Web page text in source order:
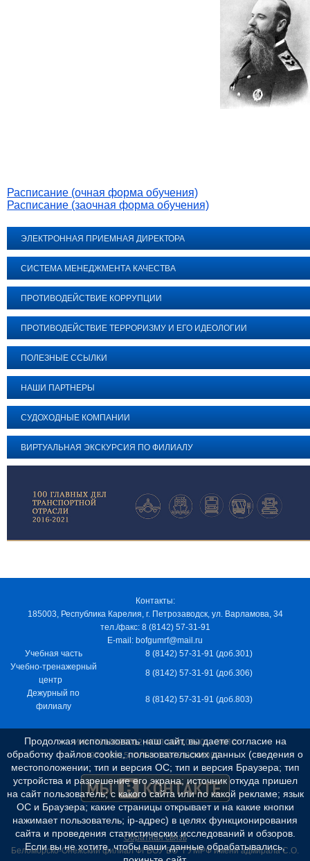
Расписание (очная форма обучения)
Расписание (заочная форма обучения)
ЭЛЕКТРОННАЯ ПРИЕМНАЯ ДИРЕКТОРА
СИСТЕМА МЕНЕДЖМЕНТА КАЧЕСТВА
ПРОТИВОДЕЙСТВИЕ КОРРУПЦИИ
ПРОТИВОДЕЙСТВИЕ ТЕРРОРИЗМУ И ЕГО ИДЕОЛОГИИ
ПОЛЕЗНЫЕ ССЫЛКИ
НАШИ ПАРТНЕРЫ
СУДОХОДНЫЕ КОМПАНИИ
ВИРТУАЛЬНАЯ ЭКСКУРСИЯ ПО ФИЛИАЛУ
Контакты:
185003, Республика Карелия, г. Петрозаводск, ул. Варламова, 34
тел./факс: 8 (8142) 57-31-91
E-mail: bofgumrf@mail.ru
Учебная часть
8 (8142) 57-31-91 (доб.301)
Учебно-тренажерный
центр
8 (8142) 57-31-91 (доб.306)
Дежурный по
филиалу
8 (8142) 57-31-91 (доб.803)
ИНН 7805029012, КПП 100103001, ОКПО
97163915, ОГРН 1037811048989
Обратная связь
Беломорско-Онежский филиал ФГБОУ ВО "ГУМРФ имени адмирала С.О.
Продолжая использовать наш сайт, вы даете согласие на
обработку файлов cookie, пользовательских данных (сведения о
местоположении; тип и версия ОС; тип и версия Браузера; тип
устройства и разрешение его экрана; источник откуда пришел
на сайт пользователь; с какого сайта или по какой рекламе; язык
ОС и Браузера; какие страницы открывает и на какие кнопки
нажимает пользователь; ip-адрес) в целях функционирования
сайта и проведения статистических исследований и обзоров.
Если вы не хотите, чтобы ваши данные обрабатывались,